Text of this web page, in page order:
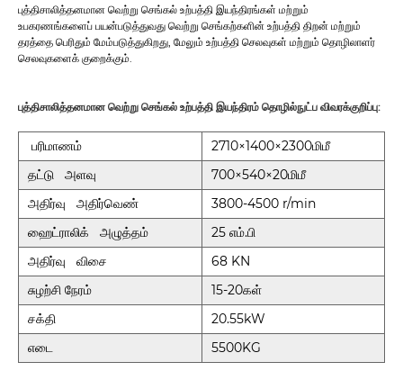
புத்திசாலித்தனமான வெற்று செங்கல் உற்பத்தி இயந்திரங்கள் மற்றும்
உபகரணங்களைப் பயன்படுத்துவது வெற்று செங்கற்களின் உற்பத்தி திறன் மற்றும்
தரத்தை பெரிதும் மேம்படுத்துகிறது, மேலும் உற்பத்தி செலவுகள் மற்றும் தொழிலாளர்
செலவுகளைக் குறைக்கும்.
புத்திசாலித்தனமான வெற்று செங்கல் உற்பத்தி இயந்திரம் தொழில்நுட்ப விவரக்குறிப்பு:
பரிமாணம்
2710×1400×2300மிமீ
தட்டு அளவு
700×540×20மிமீ
அதிர்வு அதிர்வெண்
3800-4500 r/min
ஹைட்ராலிக் அழுத்தம்
25 எம்.பி
அதிர்வு விசை
68 KN
சுழற்சி நேரம்
15-20கள்
சக்தி
20.55kW
எடை
5500KG